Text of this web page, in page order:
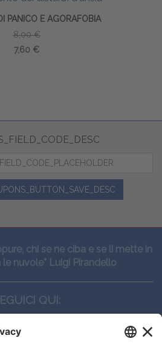
PANICO E AGORAFOBIA
8,00 €
7,60 €
chi se ne ciba e se li mette in
nuvole” Luigi Pirandello
QUI: